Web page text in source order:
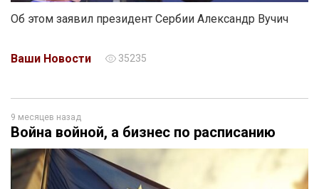
Об этом заявил президент Сербии Александр Вучич
Ваши Новости 35235
9 месяцев назад
Война войной, а бизнес по расписанию